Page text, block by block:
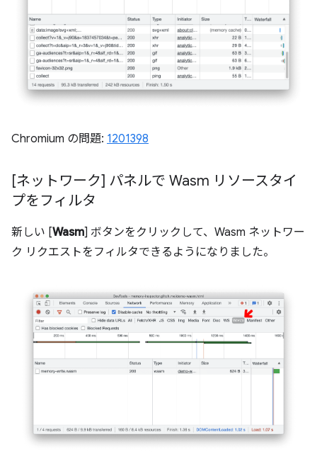
Chromium の問題: 1201398
[ネットワーク] パネルで Wasm リソースタイ
プをフィルタ
新しい [Wasm] ボタンをクリックして、Wasm ネットワー
ク リクエストをフィルタできるようになりました。